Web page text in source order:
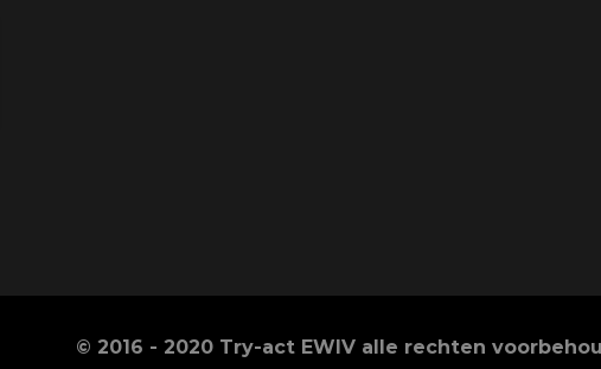
© 2016 - 2020 Try-act EWIV alle rechten